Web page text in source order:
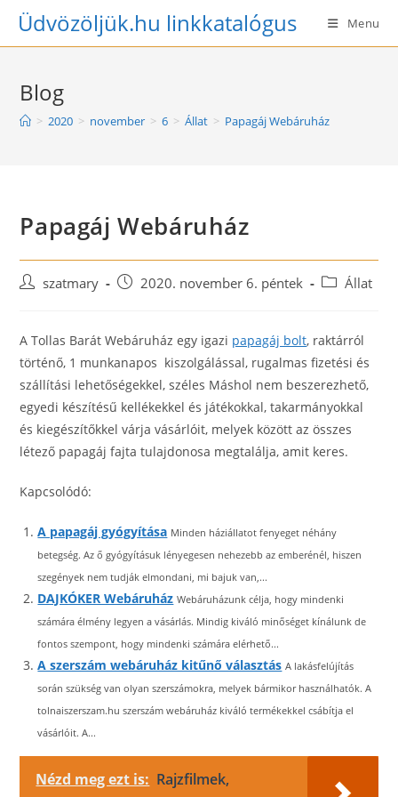
SkipÜdvözöljük.hu linkkatalógus Menu
Blog
> 2020 > november > 6 > Állat > Papagáj Webáruház
Papagáj Webáruház
Postszatmary
Post2020. november 6. péntek
PostÁllat
A Tollas Barát Webáruház egy igazi papagáj bolt, raktárról
történő, 1 munkanapos kiszolgálással, rugalmas fizetési és
szállítási lehetőségekkel, széles Máshol nem beszerezhető,
egyedi készítésű kellékekkel és játékokkal, takarmányokkal
és kiegészítőkkel várja vásárlóit, melyek között az összes
létező papagáj fajta tulajdonosa megtalálja, amit keres.
Kapcsolódó:
A papagáj gyógyítása Minden háziállatot fenyeget néhány
betegség. Az ő gyógyításuk lényegesen nehezebb az emberénél, hiszen
szegények nem tudják elmondani, mi bajuk van,...
DAJKÓKER Webáruház Webáruházunk célja, hogy mindenki
számára élmény legyen a vásárlás. Mindig kiváló minőséget kínálunk de
fontos szempont, hogy mindenki számára elérhető...
A szerszám webáruház kitűnő választás A lakásfelújítás
során szükség van olyan szerszámokra, melyek bármikor használhatók. A
tolnaiszerszam.hu szerszám webáruház kiváló termékekkel csábítja el
vásárlóit. A...
Nézd meg ezt is: Rajzfilmek,